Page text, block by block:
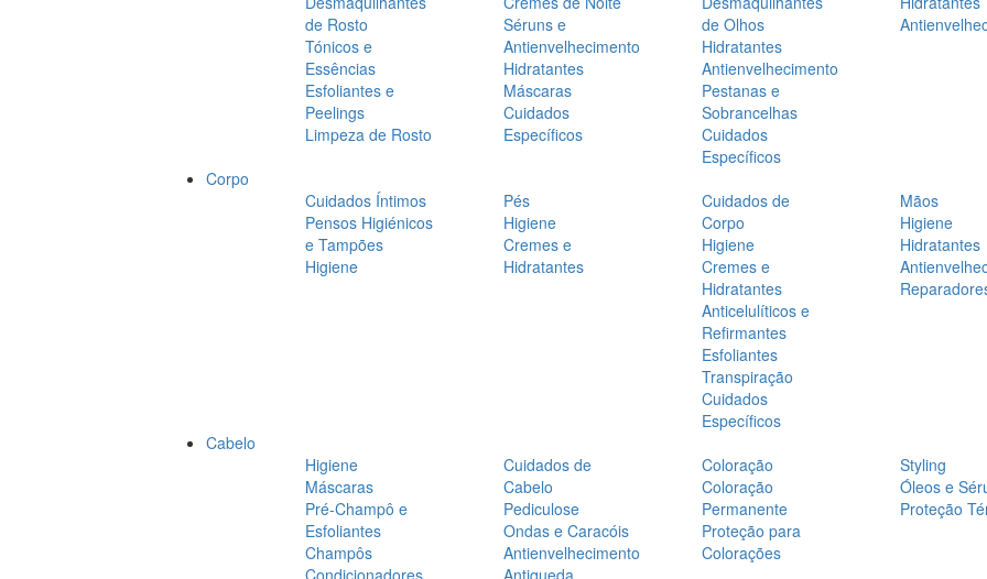
de Rosto
Tónicos e
Essências
Esfoliantes e
Peelings
Limpeza de Rosto
Séruns e
Antienvelhecimento
Hidratantes
Máscaras
Cuidados
Específicos
de Olhos
Hidratantes
Antienvelhecimento
Pestanas e
Sobrancelhas
Cuidados
Específicos
Corpo
Cuidados Íntimos
Pensos Higiénicos
e Tampões
Higiene
Pés
Higiene
Cremes e
Hidratantes
Cuidados de
Corpo
Higiene
Cremes e
Hidratantes
Anticelulíticos e
Refirmantes
Esfoliantes
Transpiração
Cuidados
Específicos
Mãos
Higiene
Hidratantes
Cabelo
Higiene
Máscaras
Pré-Champô e
Esfoliantes
Champôs
Condicionadores
Cuidados de
Cabelo
Pediculose
Ondas e Caracóis
Antienvelhecimento
Antiqueda
Coloração
Coloração
Permanente
Proteção para
Colorações
Styling
Óleos e
Proteção